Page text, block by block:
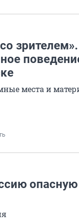
места и